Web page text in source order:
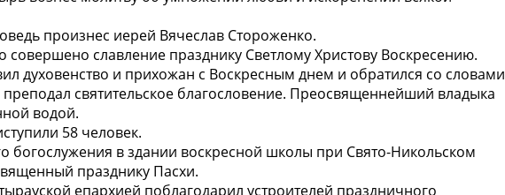
произнес иерей Вячеслав Стороженко.
славление празднику Светлому Христову Воскресению.
духовенство и прихожан с Воскресным днем и обратился со словами
святительское благословение. Преосвященнейший владыка
водой.
58 человек.
богослужения в здании воскресной школы при Свято-Никольском
празднику Пасхи.
епархией поблагодарил устроителей праздничного